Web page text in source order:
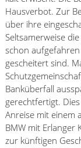
Hausverbot. Zur
über ihre
Seltsamerweise
schon
gescheitert sind.
Banküberfall
gerechtfertigt.
Anreise mit einem
BMW mit Erlanger
zur künftigen